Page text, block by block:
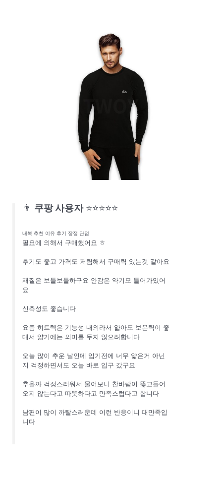
👨 쿠팡 사용자 ⭐⭐⭐⭐⭐
내복 추천 이유 후기 장점 단점
필요에 의해서 구매했어요 ㅎ
후기도 좋고 가격도 저렴해서 구매력 있는것 같아요
재질은 보들보들하구요 안감은 약기모 들어가있어
요
신축성도 좋습니다
요즘 히트텍은 기능성 내의라서 얇아도 보온력이 좋
대서 얇기에는 의미를 두지 않으려합니다
오늘 많이 추운 날인데 입기전에 너무 얇은거 아닌
지 걱정하면서도 오늘 바로 입구 갔구요
추울까 걱정스러워서 물어보니 찬바람이 뚫고들어
오지 않는다고 따뜻하다고 만족스럽다고 합니다
남편이 많이 까탈스러운데 이런 반응이니 대만족입
니다